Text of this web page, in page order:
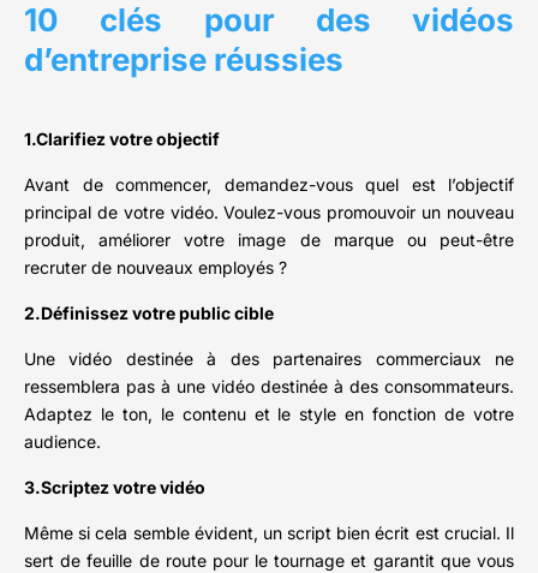
10 clés pour des vidéos
d’entreprise réussies
1.Clarifiez votre objectif
Avant de commencer, demandez-vous quel est l’objectif
principal de votre vidéo. Voulez-vous promouvoir un nouveau
produit, améliorer votre image de marque ou peut-être
recruter de nouveaux employés ?
2.Définissez votre public cible
Une vidéo destinée à des partenaires commerciaux ne
ressemblera pas à une vidéo destinée à des consommateurs.
Adaptez le ton, le contenu et le style en fonction de votre
audience.
3.Scriptez votre vidéo
Même si cela semble évident, un script bien écrit est crucial. Il
sert de feuille de route pour le tournage et garantit que vous